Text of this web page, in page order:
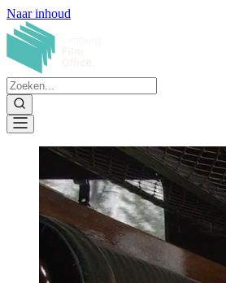
Naar inhoud